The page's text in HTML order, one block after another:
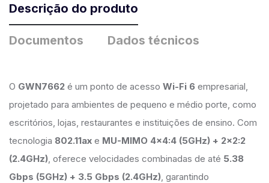
Descrição do produto
Documentos Dados técnicos
O GWN7662 é um ponto de acesso Wi-Fi 6 empresarial,
projetado para ambientes de pequeno e médio porte, como
escritórios, lojas, restaurantes e instituições de ensino. Com
tecnologia 802.11ax e MU-MIMO 4×4:4 (5GHz) + 2×2:2
(2.4GHz), oferece velocidades combinadas de até 5.38
Gbps (5GHz) + 3.5 Gbps (2.4GHz), garantindo